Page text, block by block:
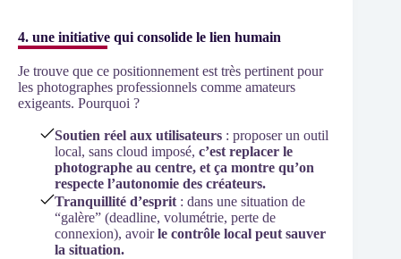
4. une initiative qui consolide le lien humain
Je trouve que ce positionnement est très pertinent pour
les photographes professionnels comme amateurs
exigeants. Pourquoi ?
Soutien réel aux utilisateurs : proposer un outil
local, sans cloud imposé, c’est replacer le
photographe au centre, et ça montre qu’on
respecte l’autonomie des créateurs.
Tranquillité d’esprit : dans une situation de
“galère” (deadline, volumétrie, perte de
connexion), avoirle contrôle local peut sauver
la situation.